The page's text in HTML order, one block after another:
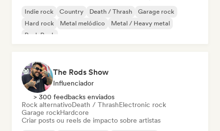
Indie rock Country Death / Thrash
Garage rock
Hard rock
Metal melódico
Metal / Heavy metal
Punk Rock
The Rods Show
Influenciador
> 300 feedbacks enviados
Rock alternativoDeath / ThrashElectronic rock
Garage rockHardcore
Criar posts ou reels de impacto sobre artistas